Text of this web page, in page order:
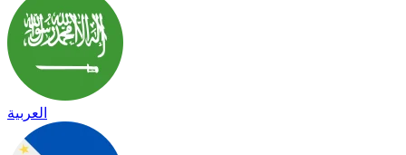
العربية